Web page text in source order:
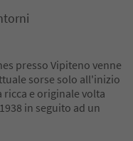
presso Vipiteno venne
sorse solo all'inizio
ricca e originale volta
in seguito ad un